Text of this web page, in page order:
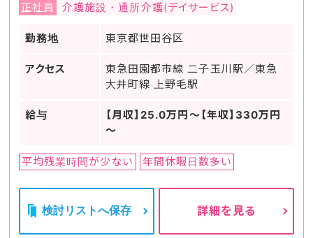
正社員 介護施設・通所介護(デイサービス)
勤務地 東京都世田谷区
アクセス
東急田園都市線 二子玉川駅／東急
大井町線 上野毛駅
給与
【月収】25.0万円～【年収】330万円
～
平均残業時間が少ない 年間休暇日数多い
検討リストへ保存 詳細を見る